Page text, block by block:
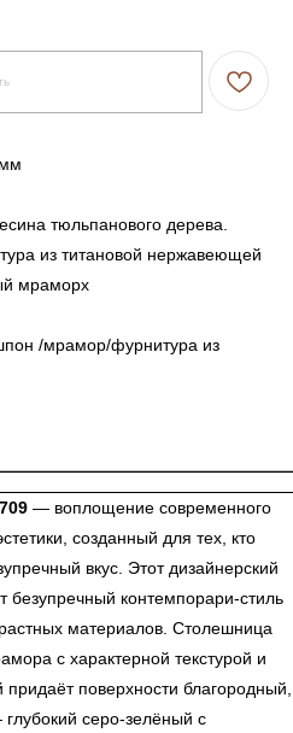
тюльпанового дерева.
из титановой нержавеющей
мраморx
/мрамор/фурнитура из
— воплощение современного
созданный для тех, кто
вкус. Этот дизайнерский
безупречный контемпорари-стиль
материалов. Столешница
с характерной текстурой и
поверхности благородный,
серо-зелёный с